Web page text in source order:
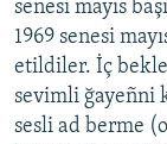
senesi mayıs
1969 senesi
etildiler. İç
sevimli ğayeñni
sesli ad berme